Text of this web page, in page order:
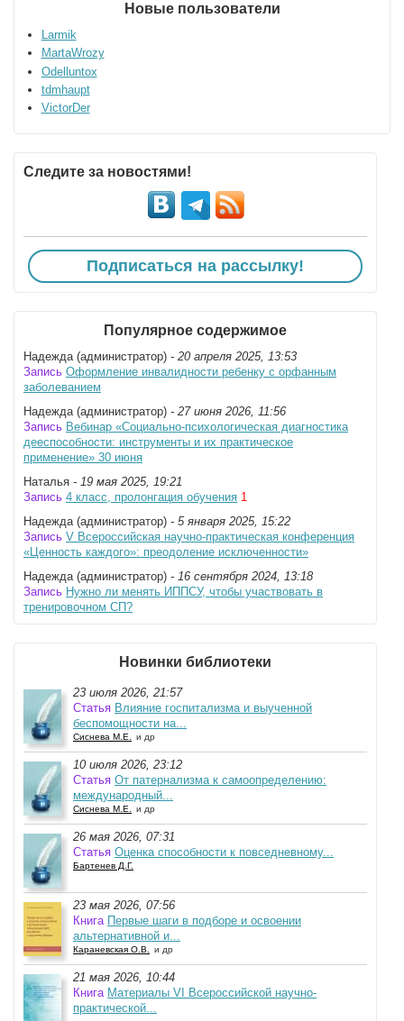
Новые пользователи
Larmik
MartaWrozy
Odelluntox
tdmhaupt
VictorDer
Следите за новостями!
Подписаться на рассылку!
Популярное содержимое
Надежда (администратор) - 20 апреля 2025, 13:53
Запись Оформление инвалидности ребенку с орфанным
заболеванием
Надежда (администратор) - 27 июня 2026, 11:56
Запись Вебинар «Социально-психологическая диагностика
дееспособности: инструменты и их практическое
применение» 30 июня
Наталья - 19 мая 2025, 19:21
Запись 4 класс, пролонгация обучения 1
Надежда (администратор) - 5 января 2025, 15:22
Запись V Всероссийская научно-практическая конференция
«Ценность каждого»: преодоление исключенности»
Надежда (администратор) - 16 сентября 2024, 13:18
Запись Нужно ли менять ИППСУ, чтобы участвовать в
тренировочном СП?
Новинки библиотеки
23 июля 2026, 21:57
Статья Влияние госпитализма и выученной
беспомощности на...
Сиснева М.Е. и др
10 июля 2026, 23:12
Статья От патернализма к самоопределению:
международный...
Сиснева М.Е. и др
26 мая 2026, 07:31
Статья Оценка способности к повседневному...
Бартенев Д.Г.
23 мая 2026, 07:56
Книга Первые шаги в подборе и освоении
альтернативной и...
Караневская О.В. и др
21 мая 2026, 10:44
Книга Материалы VI Всероссийской научно-
практической...